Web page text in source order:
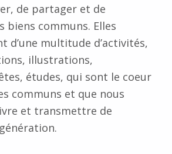
de partager et de
biens communs. Elles
d’une multitude d’activités,
illustrations,
études, qui sont le coeur
communs et que nous
et transmettre de